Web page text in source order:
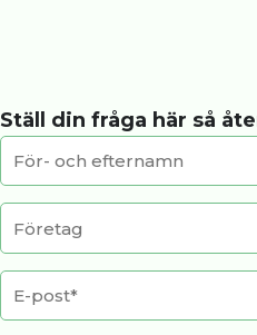
Ställ din fråga här så